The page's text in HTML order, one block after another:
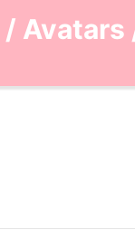
/ Avatars